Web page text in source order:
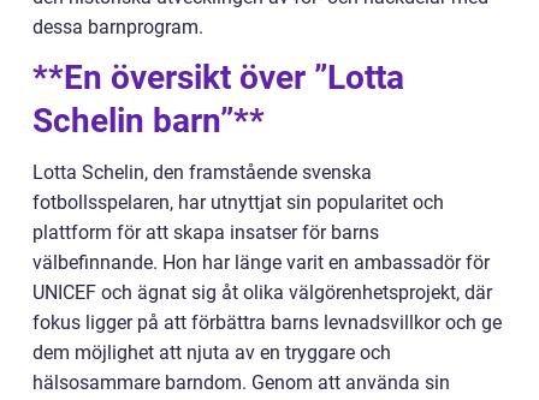
dessa barnprogram.
**En översikt över ”Lotta
Schelin barn”**
Lotta Schelin, den framstående svenska
fotbollsspelaren, har utnyttjat sin popularitet och
plattform för att skapa insatser för barns
välbefinnande. Hon har länge varit en ambassadör för
UNICEF och ägnat sig åt olika välgörenhetsprojekt, där
fokus ligger på att förbättra barns levnadsvillkor och ge
dem möjlighet att njuta av en tryggare och
hälsosammare barndom. Genom att använda sin